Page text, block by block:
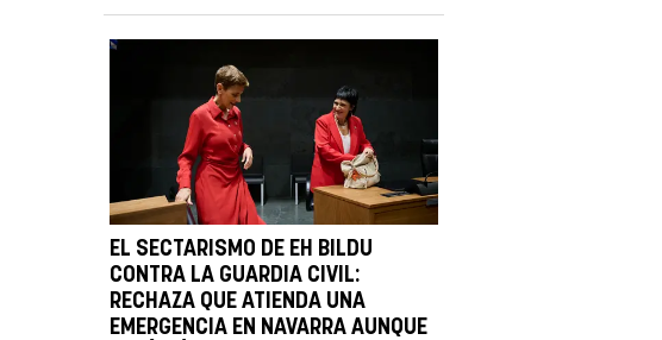
EL SECTARISMO DE EH BILDU
CONTRA LA GUARDIA CIVIL:
RECHAZA QUE ATIENDA UNA
EMERGENCIA EN NAVARRA AUNQUE